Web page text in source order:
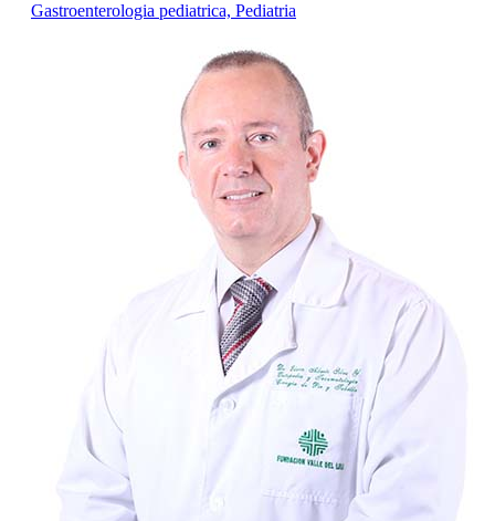
Gastroenterologia pediatrica, Pediatria